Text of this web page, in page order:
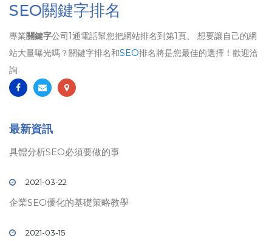
SEO關鍵字排名
專業關鍵字公司1通電話幫您把網站排名到第1頁、 想要讓自己的網
站大量曝光嗎？關鍵字排名和SEO排名將是您最佳的選擇！歡迎洽
詢
最新資訊
具體分析SEO必須要做的事
2021-03-22
企業SEO優化的基礎策略教學
2021-03-15